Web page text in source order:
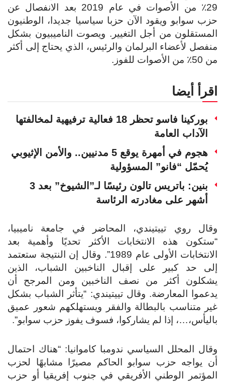
29٪ من الأصوات في عام 2019 بعد الانفصال عن
حزب سوابو ويقود الآن حزبا سياسيا جديدا، الوطنيون
المستقلون من أجل التغيير. ويصوت الناميبيون بشكل
منفصل لأعضاء البرلمان والرئيس، الذي يحتاج إلى أكثر
من 50٪ من الأصوات للفوز.
اقرأ أيضا
بوركينا فاسو تحظر 18 فعالية ترفيهية لمخالفتها
الآداب العامة
هجوم في أمهرة يوقع 5 مدنيين.. والأمن الإثيوبي
يُحمّل “فانو” المسؤولية
بنين: باتريس تالون رئيسًا لـ”الشيوخ” بعد 3
أشهر على مغادرته الرئاسة
وقال روي تييتيندي، المحاضر في جامعة ناميبيا،
“ستكون هذه الانتخابات الأكثر تحديًا وأهمية بعد
الانتخابات الأولى عام 1989”.
وقال إن النتيجة ستعتمد
إلى حد كبير على إقبال الناخبين الشباب، الذين
يشكلون أكثر من نصف الناخبين ومن المرجح أن
يدعموا المعارضة. وقال تييتيندي: “يتأثر الشباب بشكل
غير متناسب بالبطالة والفقر ويستهلكهم شعور عميق
باليأس،…، إذا لم يشاركوا، فسوف يفوز حزب سوابو”.
وقال المحلل السياسي ندومبا كاموانيا: “هناك احتمال
أن يواجه حزب سوابو الحاكم مصيرًا مشابهًا لحزب
المؤتمر الوطني الأفريقي في جنوب إفريقيا أو حزب